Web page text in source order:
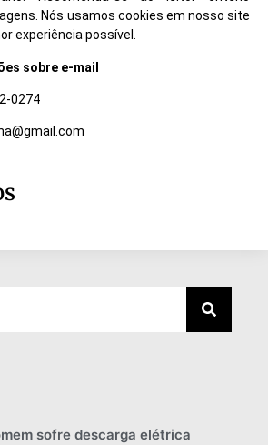
Nós usamos cookies em nosso site
experiência possível.
sobre e-mail
0274
sofre descarga elétrica